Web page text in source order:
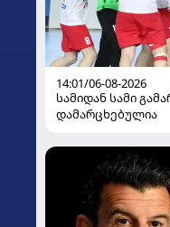
14:01/06-08-2026
სამიდან სამი
დამარცხებულია